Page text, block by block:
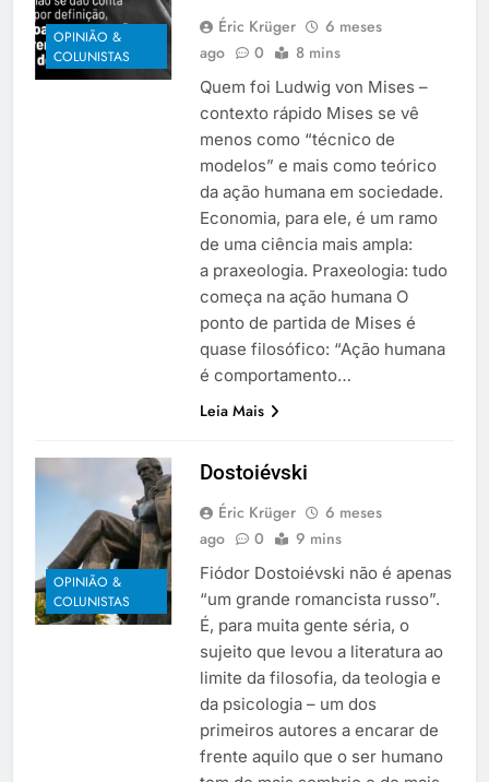
OPINIÃO &
COLUNISTAS
Éric Krüger
6 meses
ago
0 8 mins
Quem foi Ludwig von Mises –
contexto rápido Mises se vê
menos como “técnico de
modelos” e mais como teórico
da ação humana em sociedade.
Economia, para ele, é um ramo
de uma ciência mais ampla:
a praxeologia. Praxeologia: tudo
começa na ação humana O
ponto de partida de Mises é
quase filosófico: “Ação humana
é comportamento…
Leia Mais
OPINIÃO &
COLUNISTAS
Dostoiévski
Éric Krüger
6 meses
ago
0 9 mins
Fiódor Dostoiévski não é apenas
“um grande romancista russo”.
É, para muita gente séria, o
sujeito que levou a literatura ao
limite da filosofia, da teologia e
da psicologia – um dos
primeiros autores a encarar de
frente aquilo que o ser humano